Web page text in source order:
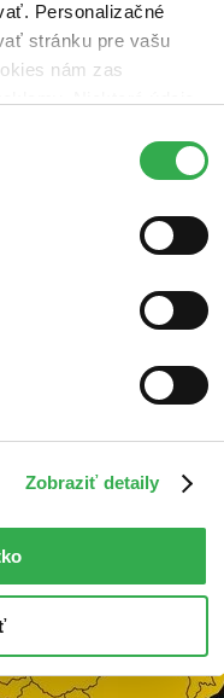
Personalizačné
stránku pre vašu
nám zas
cookies. Ďakujeme!
Zobraziť detaily